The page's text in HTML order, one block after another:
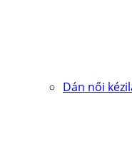
Dán női